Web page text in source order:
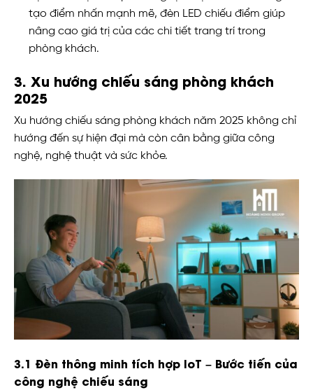
tạo điểm nhấn mạnh mẽ, đèn LED chiếu điểm giúp
nâng cao giá trị của các chi tiết trang trí trong
phòng khách.
3. Xu hướng chiếu sáng phòng khách
2025
Xu hướng chiếu sáng phòng khách năm 2025 không chỉ
hướng đến sự hiện đại mà còn cân bằng giữa công
nghệ, nghệ thuật và sức khỏe.
3.1 Đèn thông minh tích hợp IoT – Bước tiến của
công nghệ chiếu sáng